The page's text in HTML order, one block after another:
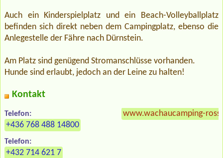
Auch ein Kinderspielplatz und ein Beach-Volleyballplatz
befinden sich direkt neben dem Campingplatz, ebenso die
Anlegestelle der Fähre nach Dürnstein.
Am Platz sind genügend Stromanschlüsse vorhanden.
Hunde sind erlaubt, jedoch an der Leine zu halten!
Kontakt
Telefon:
+436 768 488 14800
Telefon:
+432 714 621 7
www.wachaucamping-